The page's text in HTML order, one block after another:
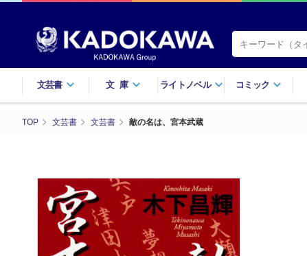
文芸書 文庫 ライトノベル コミック
TOP 文芸書 文芸書 敵の名は、宮本武蔵